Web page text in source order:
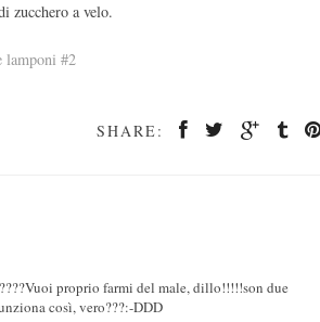
zucchero a velo.
SHARE:
proprio farmi del male, dillo!!!!!son due
così, vero???:-DDD